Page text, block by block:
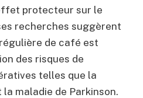
protecteur sur le
recherches suggèrent
de café est
des risques de
telles que la
la maladie de Parkinson.